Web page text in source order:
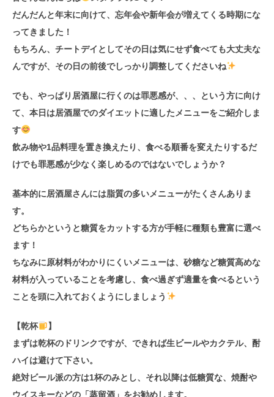
だんだんと年末に向けて、忘年会や新年会が増えてくる時期にな
ってきました！
もちろん、チートデイとしてその日は気にせず食べても大丈夫な
んですが、その日の前後でしっかり調整してくださいね
でも、やっぱり居酒屋に行くのは罪悪感が、、、という方に向け
て、本日は居酒屋でのダイエットに適したメニューをご紹介しま
す
飲み物や1品料理を置き換えたり、食べる順番を変えたりするだ
けでも罪悪感が少なく楽しめるのではないでしょうか？
基本的に居酒屋さんには脂質の多いメニューがたくさんありま
す。
どちらかというと糖質をカットする方が手軽に種類も豊富に選べ
ます！
ちなみに原材料がわかりにくいメニューは、砂糖など糖質高めな
材料が入っていることを考慮し、 食べ過ぎず適量を食べるという
ことを頭に入れておくようにしましょう
【乾杯
】
まずは乾杯のドリンクですが、できれば生ビールやカクテル、酎
ハイは避けて下さい。
絶対ビール派の方は1杯のみとし、それ以降は低糖質な、 焼酎や
ウイスキーなどの「蒸留酒」をお勧めします。